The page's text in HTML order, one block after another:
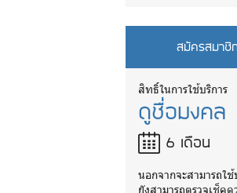
สมัครสมาชิ
สิทธิ์ในการใช้บริการ
ดูชื่อมงคล
6 เดือน
นอกจากจะสามารถใ
ยังสามารถตรวจเช็ค